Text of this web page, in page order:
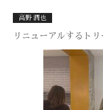
高野 潤也
リニューアルするト